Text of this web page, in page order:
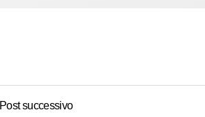
Post successivo